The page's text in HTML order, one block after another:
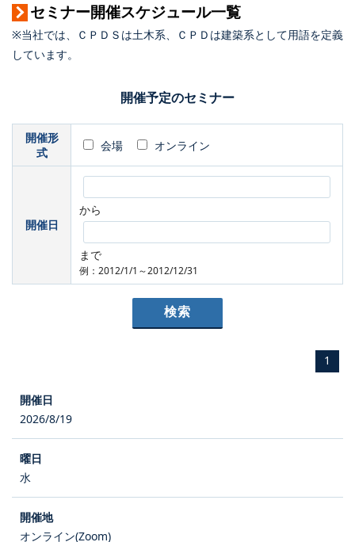
セミナー開催スケジュール一覧
※当社では、ＣＰＤＳは土木系、ＣＰＤは建築系として用語を定義
しています。
開催予定のセミナー
開催形
式
会場 オンライン
開催日
から
まで
例：2012/1/1～2012/12/31
1
2026/8/19
水
オンライン(Zoom)